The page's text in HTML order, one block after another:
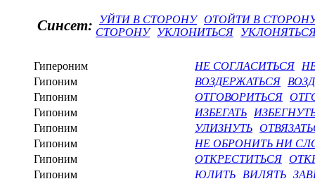
Синсет: УЙТИ В СТОРОНУ ОТОЙТИ В
СТОРОНУ
УКЛОНИТЬСЯ
Гипероним НЕ СОГЛАСИТЬСЯ
Гипоним
ВОЗДЕРЖАТЬСЯ
Гипоним
ОТГОВОРИТЬСЯ
Гипоним
ИЗБЕГАТЬ
Гипоним
УЛИЗНУТЬ
Гипоним
НЕ ОБРОНИТЬ НИ
Гипоним
ОТКРЕСТИТЬСЯ
Гипоним
ЮЛИТЬ ВИЛЯТЬ